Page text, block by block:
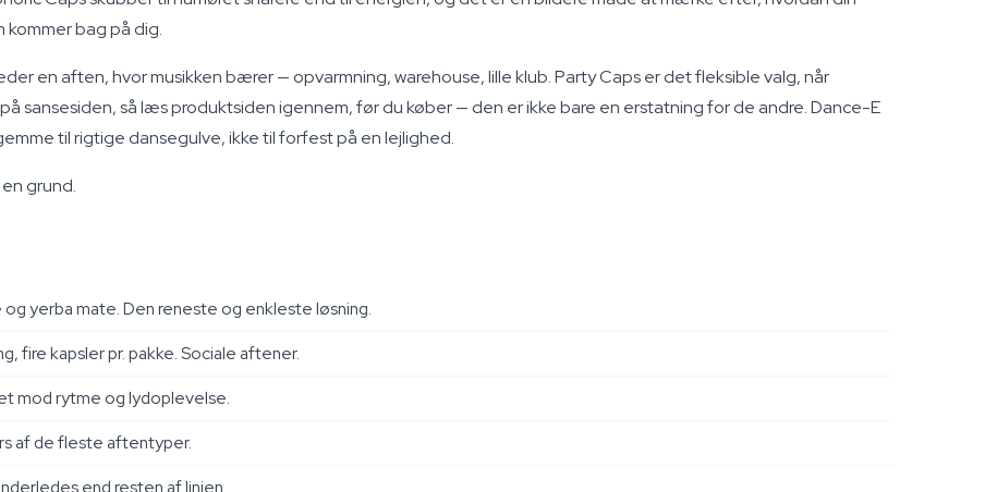
bag på dig.
en aften, hvor musikken bærer — opvarmning, warehouse, lille klub. Party Caps er det fleksible valg, når
sansesiden, så læs produktsiden igennem, før du køber — den er ikke bare en erstatning for de andre. Dance-E
til rigtige dansegulve, ikke til forfest på en lejlighed.
grund.
yerba mate. Den reneste og enkleste løsning.
fire kapsler pr. pakke. Sociale aftener.
mod rytme og lydoplevelse.
af de fleste aftentyper.
end resten af linjen.